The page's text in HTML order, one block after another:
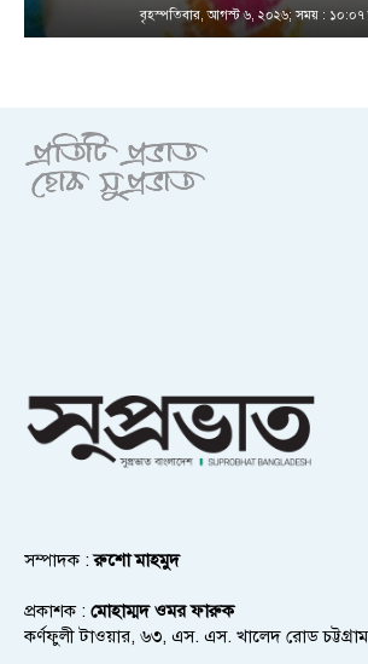
বৃহস্পতিবার, আগস্ট ৬, ২০২৬; সময় : ১০:০৭
সম্পাদক :রুশো মাহমুদ
প্রকাশক : মোহাম্মদ ওমর ফারুক
কর্ণফুলী টাওয়ার, ৬৩, এস. এস. খালেদ রোড